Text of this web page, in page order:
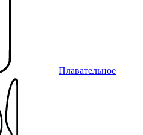
Плавательное